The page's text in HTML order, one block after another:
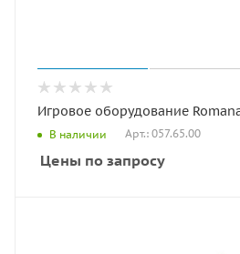
Игровое оборудование
В наличии Арт.: 057.65.00
Цены по запросу